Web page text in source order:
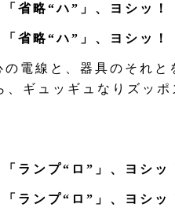
省略“ハ”」、ヨシッ！
省略“ハ”」、ヨシッ！
電線と、器具のそれと
ギュッギュなりズッポ
ランプ“ロ”」、ヨシッ
ランプ“ロ”」、ヨシッ